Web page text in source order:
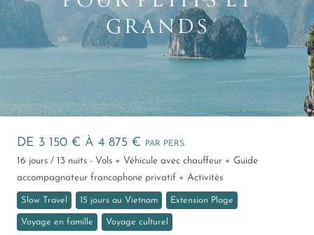
GRANDS
DE 3 150 € À 4 875 € PAR PERS.
16 jours / 13 nuits - Vols + Véhicule avec chauffeur + Guide
accompagnateur francophone privatif + Activités
Slow Travel 15 jours au Vietnam Extension Plage
Voyage en famille Voyage culturel